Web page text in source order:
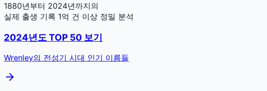
1880년부터 2024년까지의
실제 출생 기록 1억 건 이상 정밀 분석
2024년도 TOP 50 보기
Wrenley의 전성기 시대 인기 이름들